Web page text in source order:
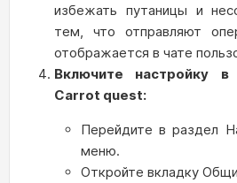
избежать путаницы и
тем, что отправляют
отображается в чате
Включите настройку в
Carrot quest:
Перейдите в раздел
меню.
Откройте вкладку